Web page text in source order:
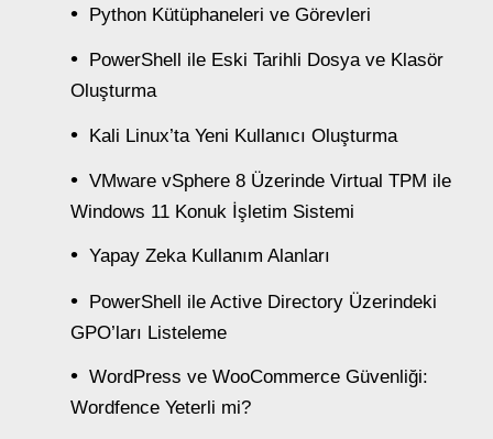
Python Kütüphaneleri ve Görevleri
PowerShell ile Eski Tarihli Dosya ve Klasör
Oluşturma
Kali Linux’ta Yeni Kullanıcı Oluşturma
VMware vSphere 8 Üzerinde Virtual TPM ile
Windows 11 Konuk İşletim Sistemi
Yapay Zeka Kullanım Alanları
PowerShell ile Active Directory Üzerindeki
GPO’ları Listeleme
WordPress ve WooCommerce Güvenliği:
Wordfence Yeterli mi?